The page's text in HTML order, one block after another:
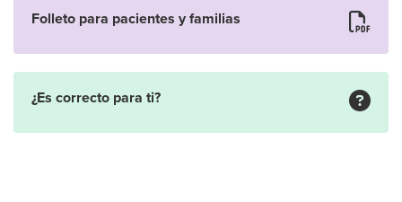
Folleto para pacientes y familias
¿Es correcto para ti?